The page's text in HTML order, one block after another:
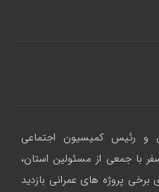
و رئیس کمیسیون اجتماعی
با جمعی از مسئولین استان،
برخی پروژه های عمرانی بازدید